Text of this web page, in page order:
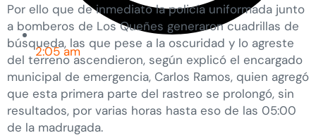
2:05 am
Por ello que de inmediato la policía uniformada junto
a bomberos de Los Queñes generaron cuadrillas de
búsqueda, las que pese a la oscuridad y lo agreste
del terreno ascendieron, según explicó el encargado
municipal de emergencia, Carlos Ramos, quien agregó
que esta primera parte del rastreo se prolongó, sin
resultados, por varias horas hasta eso de las 05:00
de la madrugada.